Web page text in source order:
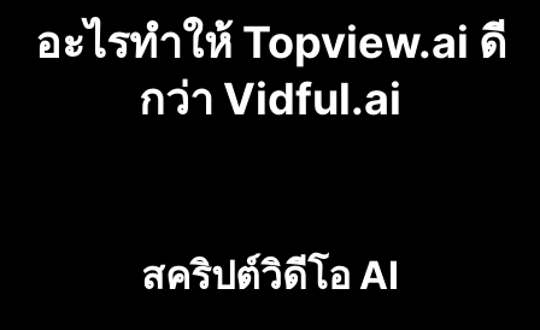
อะไรทำให้ Topview.ai ดี
กว่า Vidful.ai
สคริปต์วิดีโอ AI